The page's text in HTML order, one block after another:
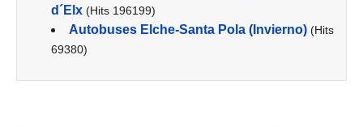
d´Elx (Hits 196199)
Autobuses Elche-Santa Pola (Invierno) (Hits
69380)